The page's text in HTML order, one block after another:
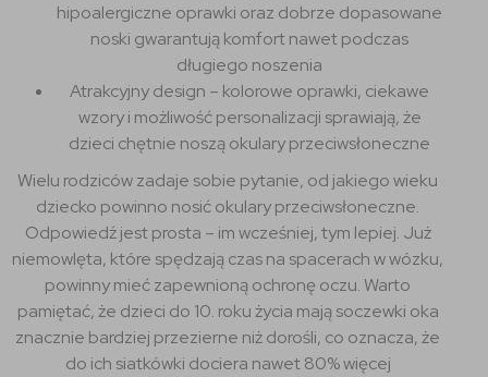
hipoalergiczne oprawki oraz dobrze dopasowane
noski gwarantują komfort nawet podczas
długiego noszenia
Atrakcyjny design – kolorowe oprawki, ciekawe
wzory i możliwość personalizacji sprawiają, że
dzieci chętnie noszą okulary przeciwsłoneczne
Wielu rodziców zadaje sobie pytanie, od jakiego wieku
dziecko powinno nosić okulary przeciwsłoneczne.
Odpowiedź jest prosta – im wcześniej, tym lepiej. Już
niemowlęta, które spędzają czas na spacerach w wózku,
powinny mieć zapewnioną ochronę oczu. Warto
pamiętać, że dzieci do 10. roku życia mają soczewki oka
znacznie bardziej przezierne niż dorośli, co oznacza, że
do ich siatkówki dociera nawet 80% więcej